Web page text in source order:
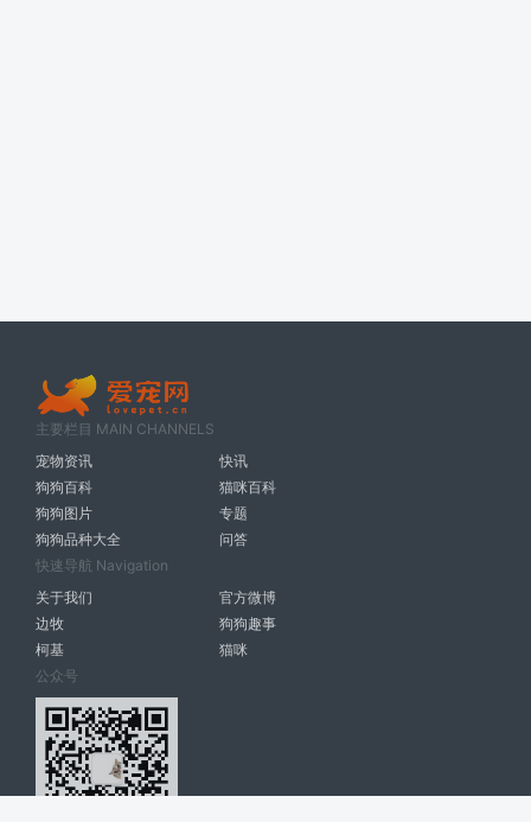
主要栏目 MAIN CHANNELS
宠物资讯
快讯
狗狗百科
猫咪百科
狗狗图片
专题
狗狗品种大全
问答
快速导航 Navigation
关于我们
官方微博
边牧
狗狗趣事
柯基
猫咪
公众号